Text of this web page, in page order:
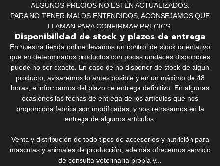
ALGUNOS PRECIOS NO ESTÉN ACTUALIZADOS.
PARA NO TENER MALOS ENTENDIDOS, ACONSEJAMOS QUE
LLAMAN PARA CONFIRMAR PRECIOS.
Disponibilidad de stock y plazos de entrega
En nuestra tienda online llevamos un control de stock orientativo
que en determinados productos con pocas unidades disponibles
puede no ser exacto. En caso de no disponer de stock de algún
producto, avisaremos lo antes posible y en un máximo de 48
horas, e informamos del plazo de entrega definitivo. En algunas
ocasiones las fechas de entrega de los artículos que nos
proporciona fabrica son modificadas, y nos retrasamos en la
entrega de algunos artículos.
Venta y distribución de todo tipos de accesorios y nutrición para
mascotas y animales de producción, además ofrecemos servicio
de consulta veterinaria propia y...